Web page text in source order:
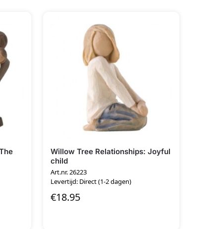
Willow Tree Relationships: Joyful
child
Art.nr. 26223
Levertijd: Direct (1-2 dagen)
€18.95